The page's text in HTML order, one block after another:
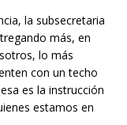
la subsecretaria
más, en
lo más
con un techo
es la instrucción
estamos en